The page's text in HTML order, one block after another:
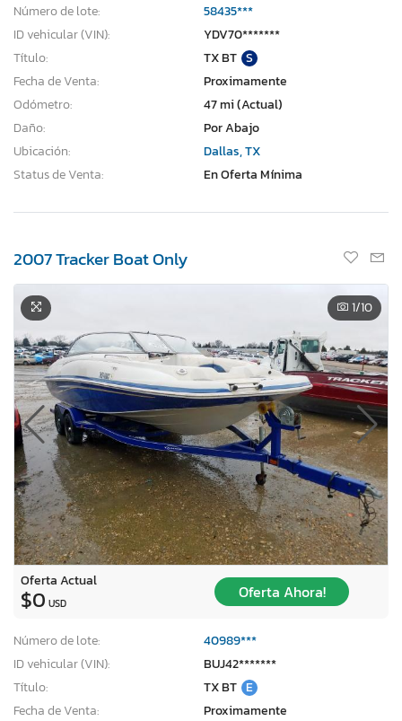
Número de lote:
58435***
ID vehicular (VIN):
YDV70*******
Título:
TX BT S
Fecha de Venta:
Proximamente
Odómetro:
47 mi (Actual)
Daño:
Por Abajo
Ubicación:
Dallas, TX
Status de Venta:
En Oferta Mínima
2007 Tracker Boat Only
1/10
Oferta Actual
$0 USD
Oferta Ahora!
Número de lote:
40989***
ID vehicular (VIN):
BUJ42*******
Título:
TX BT E
Fecha de Venta:
Proximamente